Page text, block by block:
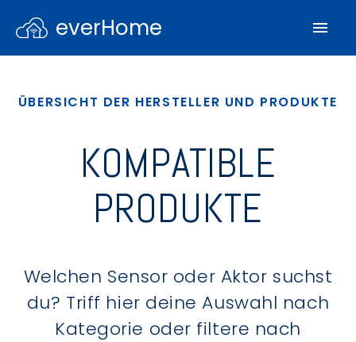
everHome
ÜBERSICHT DER HERSTELLER UND PRODUKTE
KOMPATIBLE
PRODUKTE
Welchen Sensor oder Aktor suchst
du? Triff hier deine Auswahl nach
Kategorie oder filtere nach